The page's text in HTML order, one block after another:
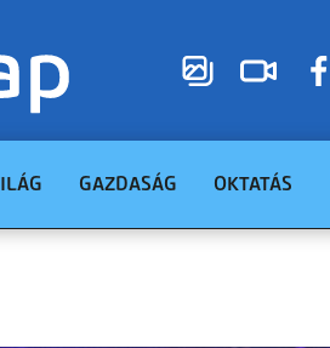
GAZDASÁG OKTATÁS